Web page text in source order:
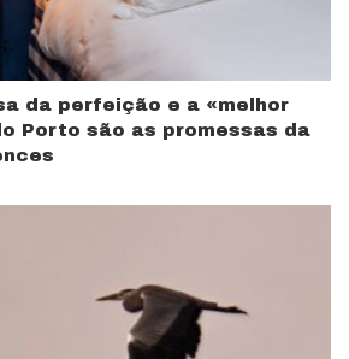
da perfeição e a «melhor
Porto são as promessas da